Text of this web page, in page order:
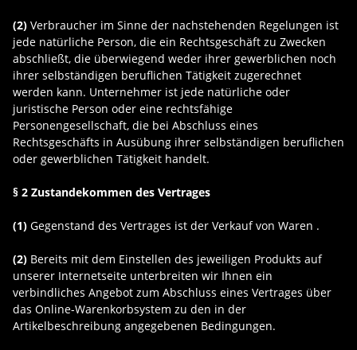
(2) Verbraucher im Sinne der nachstehenden Regelungen ist
jede natürliche Person, die ein Rechtsgeschäft zu Zwecken
abschließt, die überwiegend weder ihrer gewerblichen noch
ihrer selbständigen beruflichen Tätigkeit zugerechnet
werden kann. Unternehmer ist jede natürliche oder
juristische Person oder eine rechtsfähige
Personengesellschaft, die bei Abschluss eines
Rechtsgeschäfts in Ausübung ihrer selbständigen beruflichen
oder gewerblichen Tätigkeit handelt.
§ 2 Zustandekommen des Vertrages
(1) Gegenstand des Vertrages ist der Verkauf von Waren .
(2) Bereits mit dem Einstellen des jeweiligen Produkts auf
unserer Internetseite unterbreiten wir Ihnen ein
verbindliches Angebot zum Abschluss eines Vertrages über
das Online-Warenkorbsystem zu den in der
Artikelbeschreibung angegebenen Bedingungen.